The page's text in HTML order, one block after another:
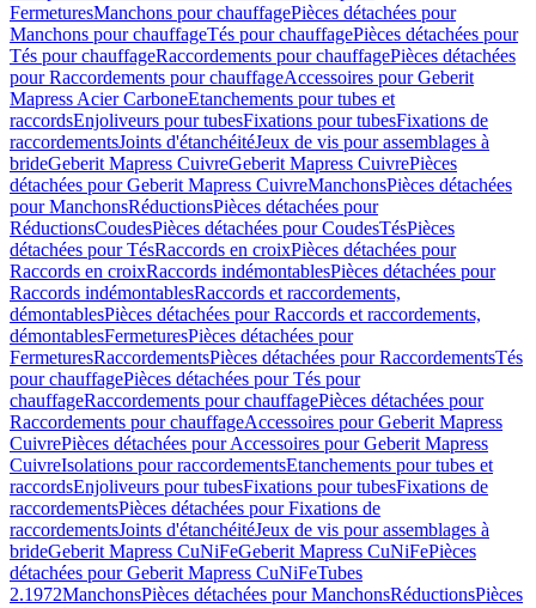
FermeturesManchons pour chauffagePièces détachées pour
Manchons pour chauffageTés pour chauffagePièces détachées pour
Tés pour chauffageRaccordements pour chauffagePièces détachées
pour Raccordements pour chauffageAccessoires pour Geberit
Mapress Acier CarboneEtanchements pour tubes et
raccordsEnjoliveurs pour tubesFixations pour tubesFixations de
raccordementsJoints d'étanchéitéJeux de vis pour assemblages à
brideGeberit Mapress CuivreGeberit Mapress CuivrePièces
détachées pour Geberit Mapress CuivreManchonsPièces détachées
pour ManchonsRéductionsPièces détachées pour
RéductionsCoudesPièces détachées pour CoudesTésPièces
détachées pour TésRaccords en croixPièces détachées pour
Raccords en croixRaccords indémontablesPièces détachées pour
Raccords indémontablesRaccords et raccordements,
démontablesPièces détachées pour Raccords et raccordements,
démontablesFermeturesPièces détachées pour
FermeturesRaccordementsPièces détachées pour RaccordementsTés
pour chauffagePièces détachées pour Tés pour
chauffageRaccordements pour chauffagePièces détachées pour
Raccordements pour chauffageAccessoires pour Geberit Mapress
CuivrePièces détachées pour Accessoires pour Geberit Mapress
CuivreIsolations pour raccordementsEtanchements pour tubes et
raccordsEnjoliveurs pour tubesFixations pour tubesFixations de
raccordementsPièces détachées pour Fixations de
raccordementsJoints d'étanchéitéJeux de vis pour assemblages à
brideGeberit Mapress CuNiFeGeberit Mapress CuNiFePièces
détachées pour Geberit Mapress CuNiFeTubes
2.1972ManchonsPièces détachées pour ManchonsRéductionsPièces